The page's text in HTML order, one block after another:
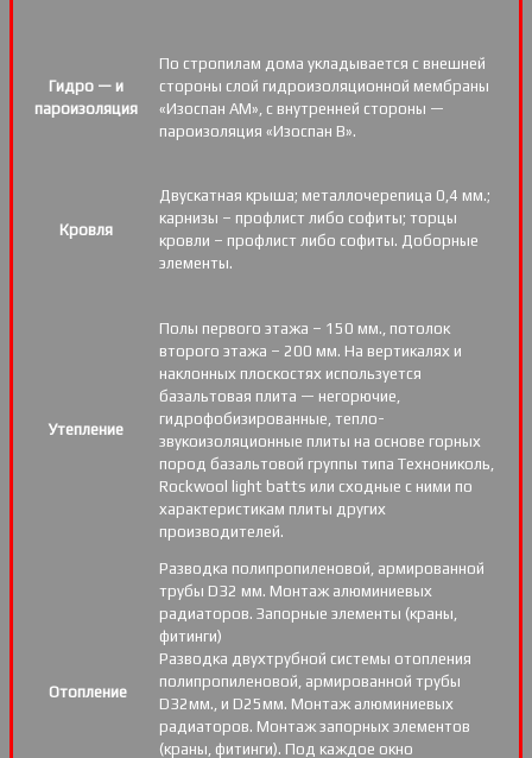
Гидро — и
пароизоляция
По стропилам дома укладывается с внешней
стороны слой гидроизоляционной мембраны
«Изоспан АМ», с внутренней стороны —
пароизоляция «Изоспан B».
Кровля
Двускатная крыша; металлочерепица 0,4 мм.;
карнизы – профлист либо софиты; торцы
кровли – профлист либо софиты. Доборные
элементы.
Утепление
Полы первого этажа – 150 мм., потолок
второго этажа – 200 мм. На вертикалях и
наклонных плоскостях используется
базальтовая плита — негорючие,
гидрофобизированные, тепло-
звукоизоляционные плиты на основе горных
пород базальтовой группы типа Технониколь,
Rockwool light batts или сходные с ними по
характеристикам плиты других
производителей.
Отопление
Разводка полипропиленовой, армированной
трубы D32 мм. Монтаж алюминиевых
радиаторов. Запорные элементы (краны,
фитинги)
Разводка двухтрубной системы отопления
полипропиленовой, армированной трубы
D32мм., и D25мм. Монтаж алюминиевых
радиаторов. Монтаж запорных элементов
(краны, фитинги). Под каждое окно